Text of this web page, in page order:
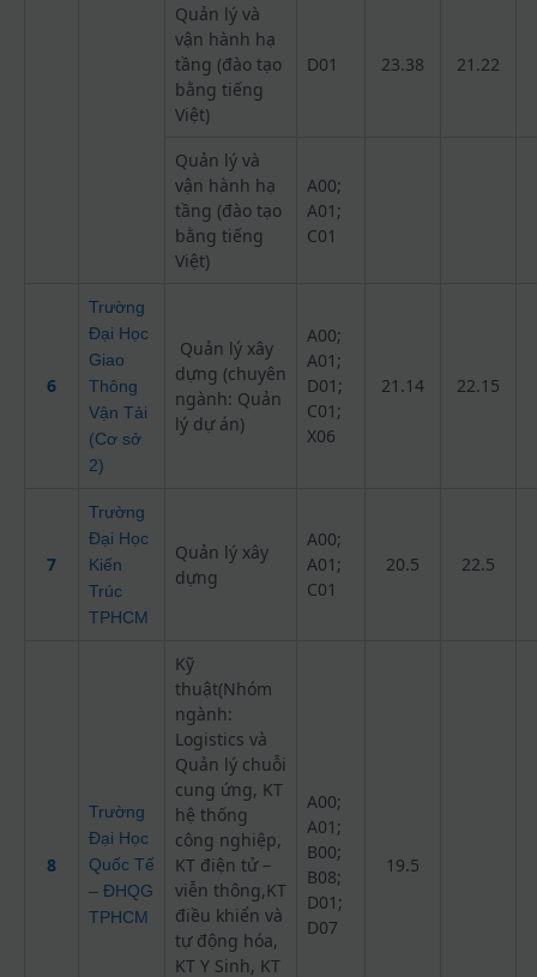
Quản lý và
vận hành hạ
tầng (đào tạo
bằng tiếng
Việt)
D01 23.38 21.22
Quản lý và
vận hành hạ
tầng (đào tạo
bằng tiếng
Việt)
A00;
A01;
C01
6
Trường
Đại Học
Giao
Thông
Vận Tải
(Cơ sở
2)
Quản lý xây
dựng (chuyên
ngành: Quản
lý dự án)
A00;
A01;
D01;
C01;
X06
21.14 22.15
7
Trường
Đại Học
Kiến
Trúc
TPHCM
Quản lý xây
dựng
A00;
A01;
C01
20.5 22.5
8
Trường
Đại Học
Quốc Tế
– ĐHQG
TPHCM
Kỹ
thuật(Nhóm
ngành:
Logistics và
Quản lý chuỗi
cung ứng, KT
hệ thống
công nghiệp,
KT điện tử –
viễn thông,KT
điều khiển và
tự động hóa,
KT Y Sinh, KT
A00;
A01;
B00;
B08;
D01;
D07
19.5